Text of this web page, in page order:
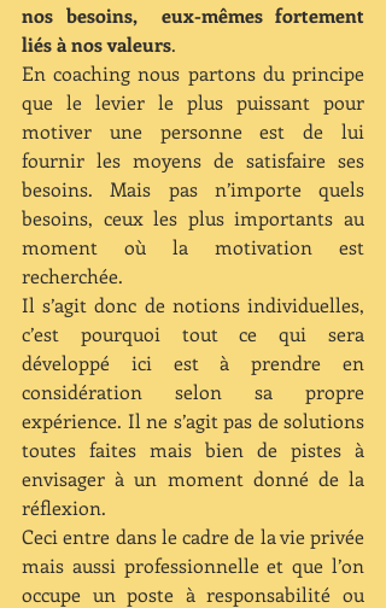
nos besoins,  eux-mêmes fortement
liés à nos valeurs.
En coaching nous partons du principe
que le levier le plus puissant pour
motiver une personne est de lui
fournir les moyens de satisfaire ses
besoins. Mais pas n’importe quels
besoins, ceux les plus importants au
moment où la motivation est
recherchée.
Il s’agit donc de notions individuelles,
c’est pourquoi tout ce qui sera
développé ici est à prendre en
considération selon sa propre
expérience. Il ne s’agit pas de solutions
toutes faites mais bien de pistes à
envisager à un moment donné de la
réflexion.
Ceci entre dans le cadre de la vie privée
mais aussi professionnelle et que l’on
occupe un poste à responsabilité ou